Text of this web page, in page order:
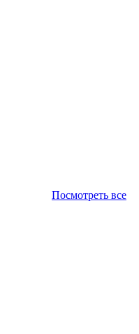
Посмотреть все